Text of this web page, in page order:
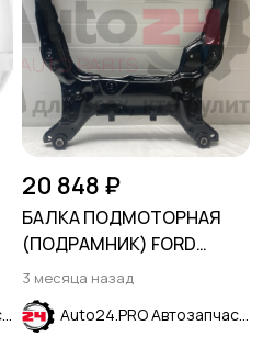
Auto24.PRO Автозапчасти
20 848 ₽
БАЛКА ПОДМОТОРНАЯ
(ПОДРАМНИК) FORD
MONDEO IV 2007-2015
3 месяца назад
Auto24.PRO Автозапчасти